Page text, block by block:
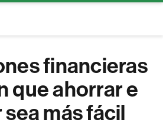
financieras
que ahorrar e
más fácil